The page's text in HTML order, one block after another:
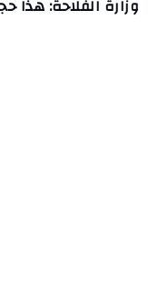
وزارة الفلاحة: هذا